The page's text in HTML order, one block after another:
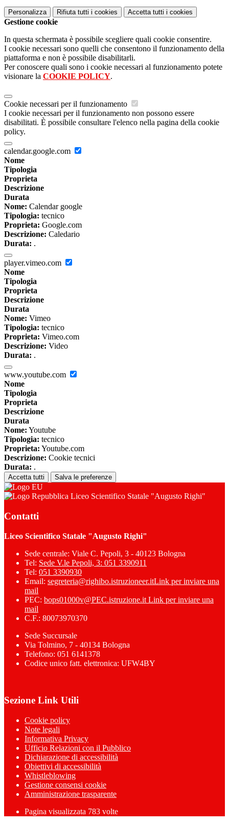
Personalizza Rifiuta tutti i cookies Accetta tutti i cookies
Gestione cookie
In questa schermata è possibile scegliere quali cookie consentire.
I cookie necessari sono quelli che consentono il funzionamento della
piattaforma e non è possibile disabilitarli.
Per conoscere quali sono i cookie necessari al funzionamento potete
visionare la COOKIE POLICY.
Cookie necessari per il funzionamento
I cookie necessari per il funzionamento non possono essere
disabilitati. È possibile consultare l'elenco nella pagina della cookie
policy.
calendar.google.com
Nome
Tipologia
Proprieta
Descrizione
Durata
Nome: Calendar google
Tipologia: tecnico
Proprieta: Google.com
Descrizione: Caledario
Durata: .
player.vimeo.com
Nome
Tipologia
Proprieta
Descrizione
Durata
Nome: Vimeo
Tipologia: tecnico
Proprieta: Vimeo.com
Descrizione: Video
Durata: .
www.youtube.com
Nome
Tipologia
Proprieta
Descrizione
Durata
Nome: Youtube
Tipologia: tecnico
Proprieta: Youtube.com
Descrizione: Cookie tecnici
Durata: .
Accetta tutti Salva le preferenze
Liceo Scientifico Statale "Augusto Righi"
Contatti
Liceo Scientifico Statale "Augusto Righi"
Sede centrale: Viale C. Pepoli, 3 - 40123 Bologna
Tel: Sede V.le Pepoli, 3: 051 3390911
Tel: 051 3390930
Email: segreteria@righibo.istruzioneer.itLink per inviare una
mail
PEC: bops01000v@PEC.istruzione.it Link per inviare una
mail
C.F.: 80073970370
Sede Succursale
Via Tolmino, 7 - 40134 Bologna
Telefono: 051 6141378
Codice unico fatt. elettronica: UFW4BY
Sezione Link Utili
Cookie policy
Note legali
Informativa Privacy
Ufficio Relazioni con il Pubblico
Dichiarazione di accessibilità
Obiettivi di accessibilità
Whistleblowing
Gestione consensi cookie
Amministrazione trasparente
Pagina visualizzata 783 volte